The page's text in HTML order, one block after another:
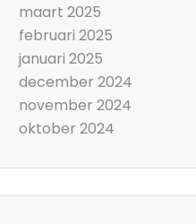
maart 2025
februari 2025
januari 2025
december 2024
november 2024
oktober 2024